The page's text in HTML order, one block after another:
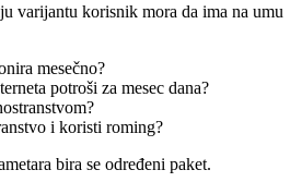
varijantu korisnik mora da ima na umu
mesečno?
potroši za mesec dana?
i koristi roming?
bira se određeni paket.